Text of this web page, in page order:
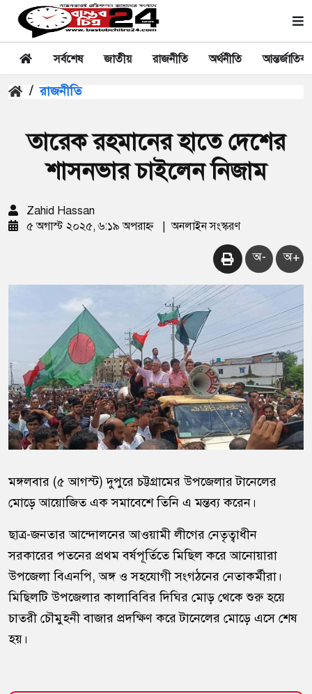
সর্বশেষ জাতীয় রাজনীতি অর্থনীতি আন্তর্জাতিক
/ রাজনীতি
তারেক রহমানের হাতে দেশের
শাসনভার চাইলেন নিজাম
Zahid Hassan
৫ অগাস্ট ২০২৫, ৬:১৯ অপরাহ্ন
অনলাইন সংস্করণ
অ- অ+
মঙ্গলবার (৫ আগস্ট) দুপুরে চট্টগ্রামের উপজেলার টানেলের
মোড়ে আয়োজিত এক সমাবেশে তিনি এ মন্তব্য করেন।
ছাত্র-জনতার আন্দোলনের আওয়ামী লীগের নেতৃত্বাধীন
সরকারের পতনের প্রথম বর্ষপূর্তিতে মিছিল করে আনোয়ারা
উপজেলা বিএনপি, অঙ্গ ও সহযোগী সংগঠনের নেতাকর্মীরা।
মিছিলটি উপজেলার কালাবিবির দিঘির মোড় থেকে শুরু হয়ে
চাতরী চৌমুহনী বাজার প্রদক্ষিণ করে টানেলের মোড়ে এসে শেষ
হয়।